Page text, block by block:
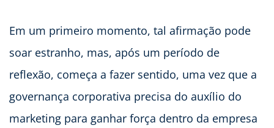
Em um primeiro momento, tal afirmação pode
soar estranho, mas, após um período de
reflexão, começa a fazer sentido, uma vez que a
governança corporativa precisa do auxílio do
marketing para ganhar força dentro da empresa